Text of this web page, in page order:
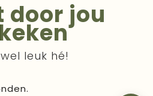
door jou
leuk hé!